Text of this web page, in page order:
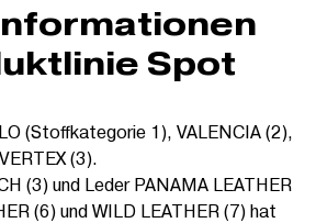
Spot
(Stoffkategorie 1), VALENCIA (2),
(3).
(3) und Leder PANAMA LEATHER
(6) und WILD LEATHER (7) hat